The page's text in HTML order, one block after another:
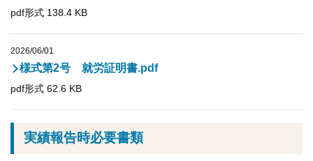
pdf形式 138.4 KB
様式第2号 就労証明書.pdf
pdf形式 62.6 KB
2026/06/01
実績報告時必要書類